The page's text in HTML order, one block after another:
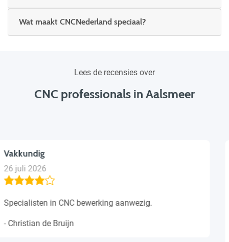
Wat maakt CNCNederland speciaal?
Lees de recensies over
CNC professionals in Aalsmeer
Tarieven betrouwbaar
23 juli 2026
Een juiste zakenpartner voor het bewerken van
prijs.